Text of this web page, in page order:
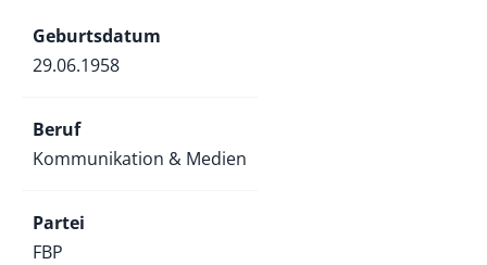
Geburtsdatum
29.06.1958
Beruf
Kommunikation & Medien
Partei
FBP